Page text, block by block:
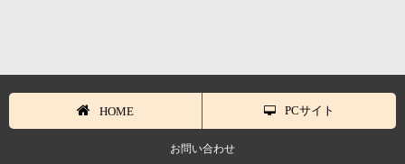
HOME PCサイト
お問い合わせ